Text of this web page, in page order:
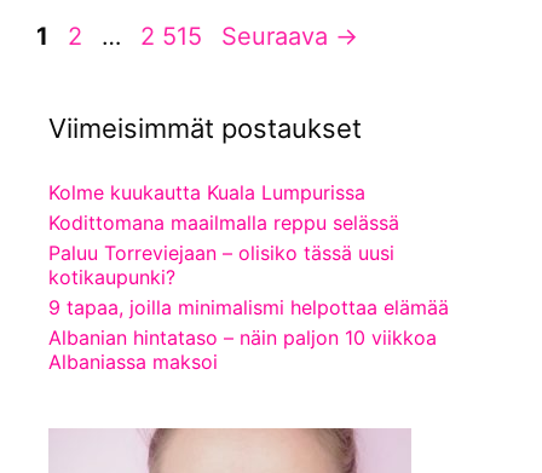
Sivu
1 Sivu
2 … Sivu
2 515 Seuraava →
Viimeisimmät postaukset
Kolme kuukautta Kuala Lumpurissa
Kodittomana maailmalla reppu selässä
Paluu Torreviejaan – olisiko tässä uusi
kotikaupunki?
9 tapaa, joilla minimalismi helpottaa elämää
Albanian hintataso – näin paljon 10 viikkoa
Albaniassa maksoi